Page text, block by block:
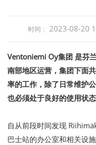
时间： 2023-08-20
Ventoniemi Oy集团 是芬
南部地区运营，集团下面
率的工作，除了日常维护
也必须处于良好的使用状态
自从前段时间发现
巴士站的办公室和相关设施